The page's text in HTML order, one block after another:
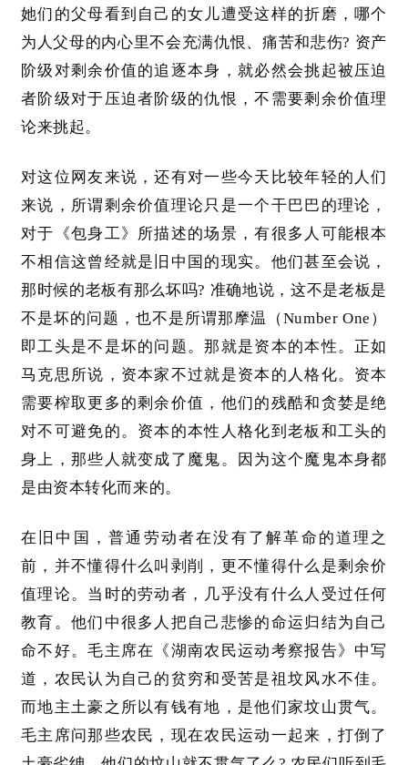
她们的父母看到自己的女儿遭受这样的折磨，哪个
为人父母的内心里不会充满仇恨、痛苦和悲伤? 资产
阶级对剩余价值的追逐本身，就必然会挑起被压迫
者阶级对于压迫者阶级的仇恨，不需要剩余价值理
论来挑起。
对这位网友来说，还有对一些今天比较年轻的人们
来说，所谓剩余价值理论只是一个干巴巴的理论，
对于《包身工》所描述的场景，有很多人可能根本
不相信这曾经就是旧中国的现实。他们甚至会说，
那时候的老板有那么坏吗? 准确地说，这不是老板是
不是坏的问题，也不是所谓那摩温（Number One）
即工头是不是坏的问题。那就是资本的本性。正如
马克思所说，资本家不过就是资本的人格化。资本
需要榨取更多的剩余价值，他们的残酷和贪婪是绝
对不可避免的。资本的本性人格化到老板和工头的
身上，那些人就变成了魔鬼。因为这个魔鬼本身都
是由资本转化而来的。
在旧中国，普通劳动者在没有了解革命的道理之
前，并不懂得什么叫剥削，更不懂得什么是剩余价
值理论。当时的劳动者，几乎没有什么人受过任何
教育。他们中很多人把自己悲惨的命运归结为自己
命不好。毛主席在《湖南农民运动考察报告》中写
道，农民认为自己的贫穷和受苦是祖坟风水不佳。
而地主土豪之所以有钱有地，是他们家坟山贯气。
毛主席问那些农民，现在农民运动一起来，打倒了